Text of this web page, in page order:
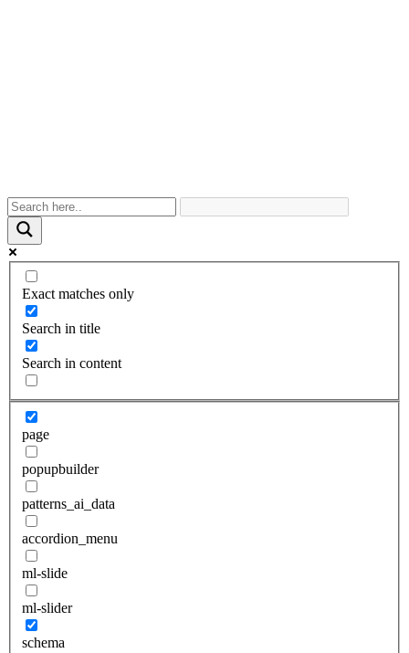
Exact matches only
Search in title
Search in content
page
popupbuilder
patterns_ai_data
accordion_menu
ml-slide
ml-slider
schema